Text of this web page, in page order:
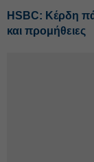
HSBC: Κέρδη
και προμήθειες